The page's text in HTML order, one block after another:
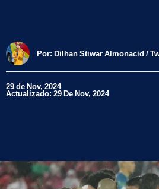
Por: Dilhan Stiwar Almonacid /
29 de Nov, 2024
Actualizado: 29 De Nov, 2024